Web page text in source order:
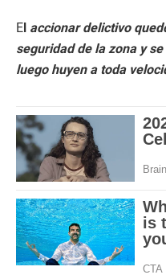
El accionar delictivo
seguridad de la zona y
luego huyen a toda